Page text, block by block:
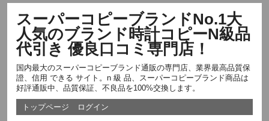
スーパーコピーブランドNo.1大
人気のブランド時計コピーN級品
代引き 優良口コミ専門店！
国内最大のスーパーコピーブランド通販の専門店、業界最高品質保
證、信用 できる サイト。n 級 品、スーパーコピーブランド商品は
好評通販中、品質保証、不良品を100%交換します。
トップページ ログイン